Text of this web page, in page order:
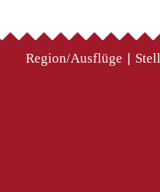
Region/Ausflüge